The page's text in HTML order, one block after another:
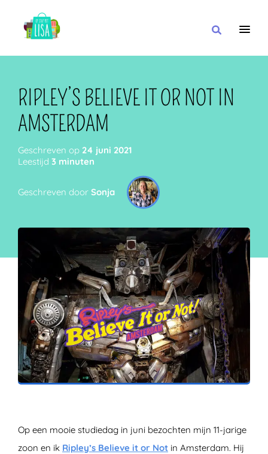
IN DE BUURT VAN
OF
ZOEKEN
RIPLEY’S BELIEVE IT OR NOT IN
AMSTERDAM
Geschreven op 24 juni 2021
Leestijd 3 minuten
Geschreven door Sonja
Op een mooie studiedag in juni bezochten mijn 11-jarige
zoon en ik Ripley’s Believe it or Not in Amsterdam. Hij